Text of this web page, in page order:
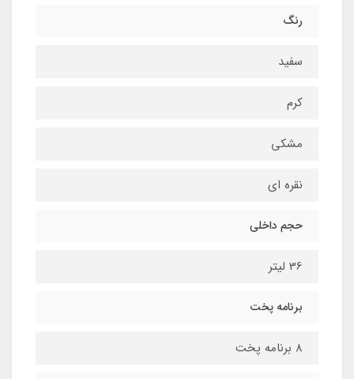
رنگ
سفید
کرم
مشکی
نقره ای
حجم داخلي
36 لیتر
برنامه پخت
8 برنامه پخت